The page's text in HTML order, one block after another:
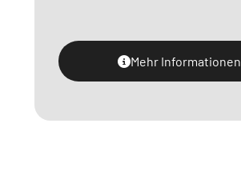
Mehr Informationen